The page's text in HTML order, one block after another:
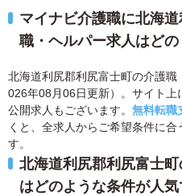
マイナビ介護職に北海
職・ヘルパー求人はど
北海道利尻郡利尻富士町の介護
026年08月06日更新）。サイト
公開求人もございます。 無料転職
くと、全求人からご希望条件に
す。
北海道利尻郡利尻富士
はどのような条件が人気